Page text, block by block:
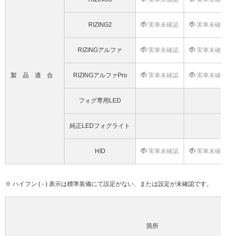
製品適合
RIZING2 実車未確認 実車未確
RIZINGアルファ 実車未確認 実車未確
RIZINGアルファPro 実車未確認 実車未確
フォグ専用LED
純正LEDフォグライト
HID 実車未確認 実車未確
※ ハイフン ( - ) 表示は標準装備にて設定がない、または設定が未確認です。
箇所